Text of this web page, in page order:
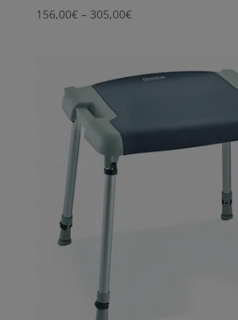
156,00€ – 305,00€Price
through